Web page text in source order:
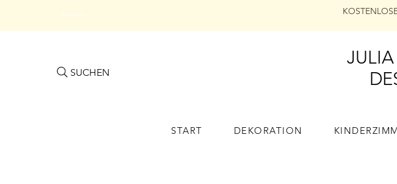
SUCHEN
START DEKORATION